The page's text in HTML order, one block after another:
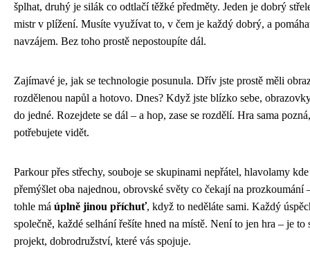
šplhat, druhý je silák co odtlačí těžké předměty. Jeden je dobrý
mistr v plížení. Musíte využívat to, v čem je každý dobrý, a
navzájem. Bez toho prostě nepostoupíte dál.
Zajímavé je, jak se technologie posunula. Dřív jste prostě měli
rozdělenou napůl a hotovo. Dnes? Když jste blízko sebe,
do jedné. Rozejdete se dál – a hop, zase se rozdělí. Hra sama
potřebujete vidět.
Parkour přes střechy, souboje se skupinami nepřátel, hlavolamy
přemýšlet oba najednou, obrovské světy co čekají na prozkoumání
tohle má úplně jinou příchuť, když to neděláte sami. Každý
společně, každé selhání řešíte hned na místě. Není to jen hra – je to
projekt, dobrodružství, které vás spojuje.